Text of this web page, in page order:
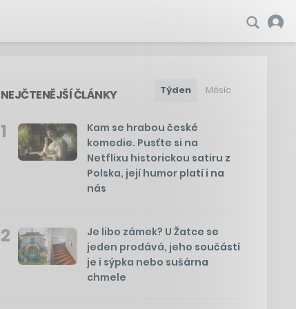
NEJČTENĚJŠÍ ČLÁNKY Týden Měsíc
1
Kam se hrabou české
komedie. Pusťte si na
Netflixu historickou satiru z
Polska, její humor platí i na
nás
2
Je libo zámek? U Žatce se
jeden prodává, jeho součástí
je i sýpka nebo sušárna
chmele